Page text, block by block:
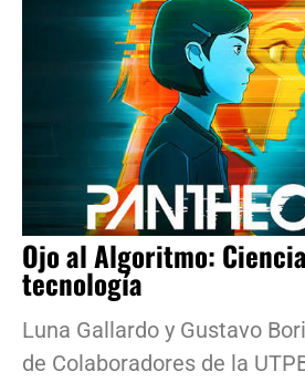
Ojo al Algoritmo:
tecnología
Luna Gallardo y Gustavo
de Colaboradores de la